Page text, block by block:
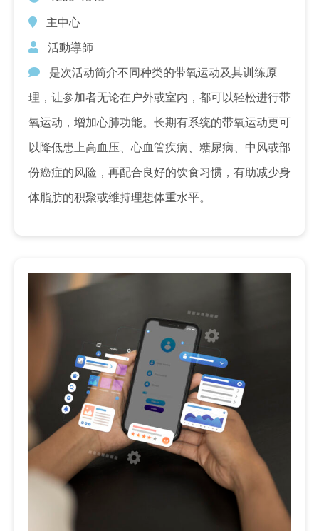
主中心
活動導師
是次活动简介不同种类的带氧运动及其训练原
理，让参加者无论在户外或室内，都可以轻松进行带
氧运动，增加心肺功能。长期有系统的带氧运动更可
以降低患上高血压、心血管疾病、糖尿病、中风或部
份癌症的风险，再配合良好的饮食习惯，有助减少身
体脂肪的积聚或维持理想体重水平。